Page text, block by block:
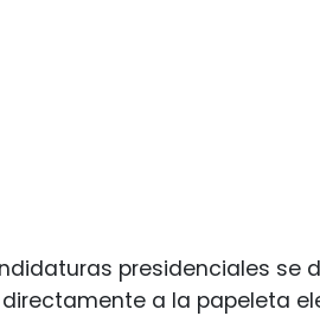
presidenciales se
a la papeleta